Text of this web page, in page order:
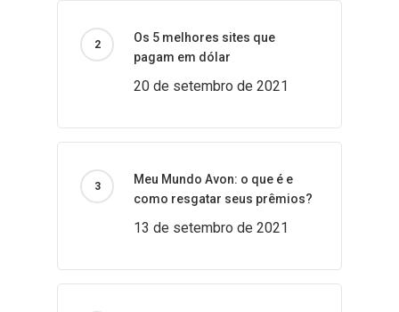
Os 5 melhores sites que
pagam em dólar
20 de setembro de 2021
Meu Mundo Avon: o que é e
como resgatar seus prêmios?
13 de setembro de 2021